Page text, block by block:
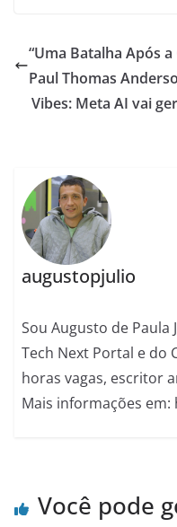
“Uma Batalha Após
Paul Thomas
Vibes: Meta AI vai
augustopjulio
Sou Augusto de Paula
Tech Next Portal e do
horas vagas, escritor
Mais informações
Você pode